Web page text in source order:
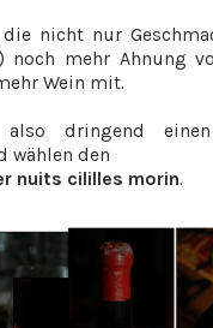
die nicht nur
mehr Ahnung
Wein mit.
dringend
wählen den
nuits cililles morin.